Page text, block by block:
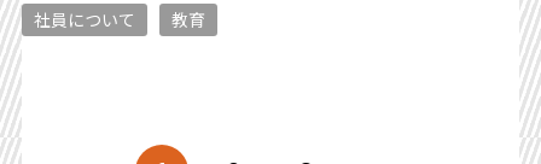
社員について 教育